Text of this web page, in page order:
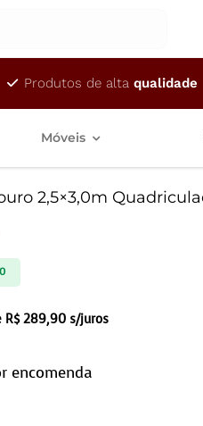
Produtos de altaqualidade
Móveis
2,5×3,0m
R$289,90 s/juros
encomenda